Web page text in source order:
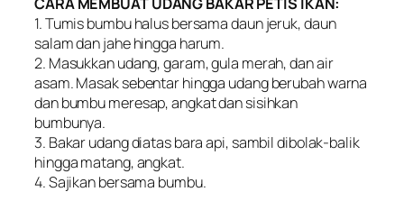
1. Tumis bumbu halus bersama daun jeruk, daun
salam dan jahe hingga harum.
2. Masukkan udang, garam, gula merah, dan air
asam. Masak sebentar hingga udang berubah warna
dan bumbu meresap, angkat dan sisihkan
bumbunya.
3. Bakar udang diatas bara api, sambil dibolak-balik
hingga matang, angkat.
4. Sajikan bersama bumbu.